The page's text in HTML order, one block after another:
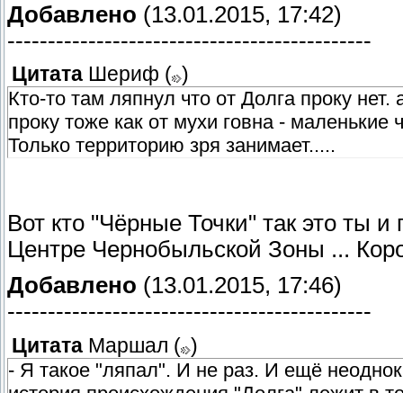
Добавлено (13.01.2015, 17:42)
---------------------------------------------
Цитата Шериф ( )
Кто-то там ляпнул что от Долга проку
проку тоже как от мухи говна -
Только территорию зря занимает.....
Вот кто "Чёрные Точки" так это ты
Центре Чернобыльской Зоны ...
Добавлено (13.01.2015, 17:46)
---------------------------------------------
Цитата Маршал ( )
- Я такое "ляпал". И не раз. И ещё